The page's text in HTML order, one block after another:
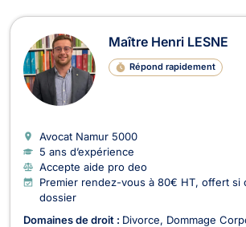
Maître Henri LESNE
Répond rapidement
Avocat Namur 5000
5 ans d’expérience
Accepte aide pro deo
Premier rendez-vous à 80€ HT, offert si
dossier
Domaines de droit : Divorce
Dommage